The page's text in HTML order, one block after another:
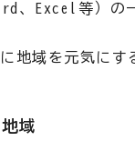
、Excel等）の
地域を元気にす
域